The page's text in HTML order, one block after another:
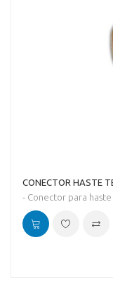
CONECTOR HASTE
- Conector para